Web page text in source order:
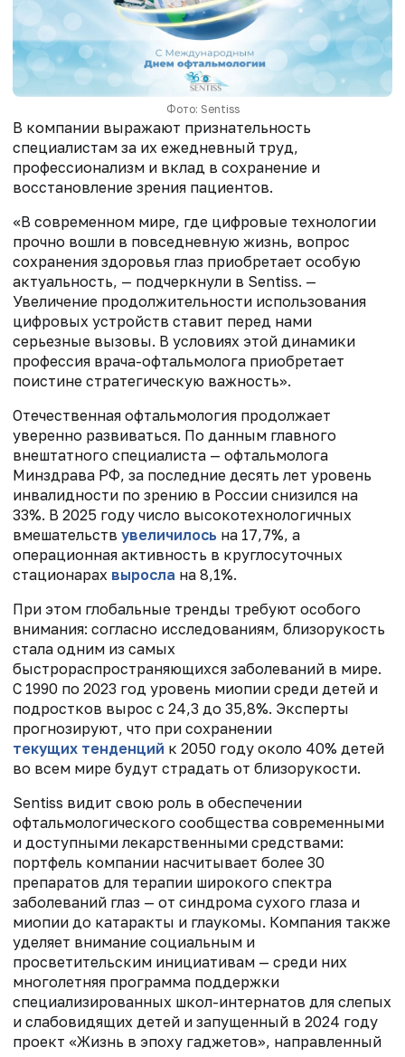
Фото: Sentiss
В компании выражают признательность
специалистам за их ежедневный труд,
профессионализм и вклад в сохранение и
восстановление зрения пациентов.
«В современном мире, где цифровые технологии
прочно вошли в повседневную жизнь, вопрос
сохранения здоровья глаз приобретает особую
актуальность, — подчеркнули в Sentiss. —
Увеличение продолжительности использования
цифровых устройств ставит перед нами
серьезные вызовы. В условиях этой динамики
профессия врача-офтальмолога приобретает
поистине стратегическую важность».
Отечественная офтальмология продолжает
уверенно развиваться. По данным главного
внештатного специалиста — офтальмолога
Минздрава РФ, за последние десять лет уровень
инвалидности по зрению в России снизился на
33%. В 2025 году число высокотехнологичных
вмешательств увеличилось на 17,7%, а
операционная активность в круглосуточных
стационарах выросла на 8,1%.
При этом глобальные тренды требуют особого
внимания: согласно исследованиям, близорукость
стала одним из самых
быстрораспространяющихся заболеваний в мире.
С 1990 по 2023 год уровень миопии среди детей и
подростков вырос с 24,3 до 35,8%. Эксперты
прогнозируют, что при сохранении
текущих тенденций к 2050 году около 40% детей
во всем мире будут страдать от близорукости.
Sentiss видит свою роль в обеспечении
офтальмологического сообщества современными
и доступными лекарственными средствами:
портфель компании насчитывает более 30
препаратов для терапии широкого спектра
заболеваний глаз — от синдрома сухого глаза и
миопии до катаракты и глаукомы. Компания также
уделяет внимание социальным и
просветительским инициативам — среди них
многолетняя программа поддержки
специализированных школ-интернатов для слепых
и слабовидящих детей и запущенный в 2024 году
проект «Жизнь в эпоху гаджетов», направленный